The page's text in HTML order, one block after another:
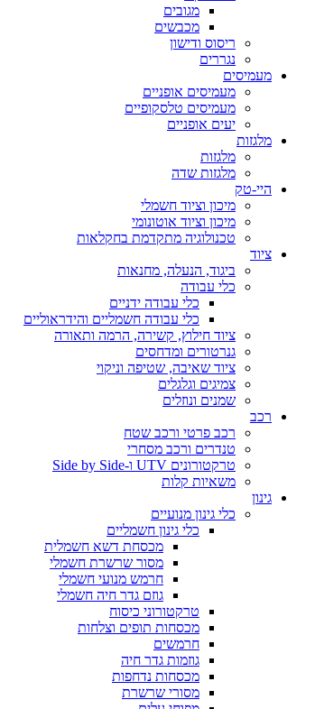
מגובים
מכבשים
ריסוס ודישון
נגררים
מעמיסים
מעמיסים אופניים
מעמיסים טלסקופיים
יעים אופניים
מלגזות
מלגזות
מלגזות שדה
היי-טק
מיכון וציוד חשמלי
מיכון וציוד אוטונומי
טכנולוגיה מתקדמת בחקלאות
ציוד
ביגוד, הנעלה, מחנאות
כלי עבודה
כלי עבודה ידניים
כלי עבודה חשמליים והידראוליים
ציוד חילוץ, קשירה, הרמה ותאורה
גנרטורים ומדחסים
ציוד שאיבה, שטיפה וניקוי
צמיגים וגלגלים
שמנים ונוזלים
רכב
רכב פרטי ורכב שטח
טנדרים ורכב מסחרי
טרקטורונים UTV ו-Side by Side
משאיות קלות
גינון
כלי גינון מנועיים
כלי גינון חשמליים
מכסחת דשא חשמלית
מסור שרשרת חשמלי
חרמש מנועי חשמלי
גוזם גדר חיה חשמלי
טרקטורוני כיסוח
מכסחות תופים וצלחות
חרמשים
גוזמות גדר חיה
מכסחות נדחפות
מסורי שרשרת